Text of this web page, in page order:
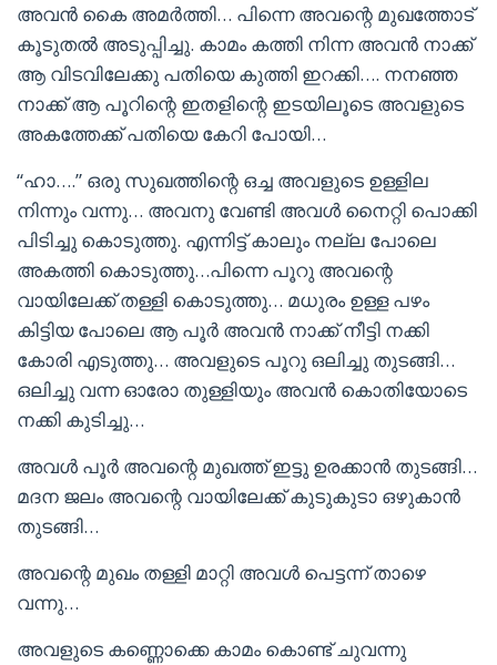
അവൻ കൈ അമർത്തി… പിന്നെ അവന്റെ മുഖത്തോട്
കൂടുതൽ അടുപ്പിച്ചു. കാമം കത്തി നിന്ന അവൻ നാക്ക്
ആ വിടവിലേക്കു പതിയെ കുത്തി ഇറക്കി…. നനഞ്ഞ
നാക്ക് ആ പൂറിന്റെ ഇതളിന്റെ ഇടയിലൂടെ അവളുടെ
അകത്തേക്ക് പതിയെ കേറി പോയി…
“ഹാ….” ഒരു സുഖത്തിന്റെ ഒച്ച അവളുടെ ഉള്ളില
നിന്നും വന്നു… അവനു വേണ്ടി അവൾ നൈറ്റി പൊക്കി
പിടിച്ചു കൊടുത്തു. എന്നിട്ട് കാലും നല്ല പോലെ
അകത്തി കൊടുത്തു…പിന്നെ പൂറു അവന്റെ
വായിലേക്ക് തള്ളി കൊടുത്തു… മധുരം ഉള്ള പഴം
കിട്ടിയ പോലെ ആ പൂർ അവൻ നാക്ക് നീട്ടി നക്കി
കോരി എടുത്തു… അവളുടെ പൂറു ഒലിച്ചു തുടങ്ങി…
ഒലിച്ചു വന്ന ഓരോ തുള്ളിയും അവൻ കൊതിയോടെ
നക്കി കുടിച്ചു…
അവൾ പൂർ അവന്റെ മുഖത്ത് ഇട്ടു ഉരക്കാൻ തുടങ്ങി…
മദന ജലം അവന്റെ വായിലേക്ക് കുടുകുടാ ഒഴുകാൻ
തുടങ്ങി…
അവന്റെ മുഖം തള്ളി മാറ്റി അവൾ പെട്ടന്ന് താഴെ
വന്നു…
അവളുടെ കണ്ണൊക്കെ കാമം കൊണ്ട് ചുവന്നു